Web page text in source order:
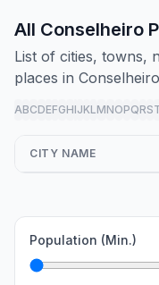
All Conselheiro
List of cities, towns,
places in
ABCDEFGHIJKLMNOPQRS
CITY NAME
Population (Min.)